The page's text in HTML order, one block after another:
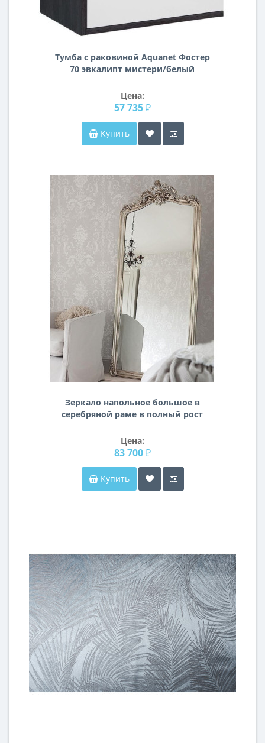
Тумба с раковиной Aquanet Фостер
70 эвкалипт мистери/белый
Цена:
57 735 ₽
Купить
Зеркало напольное большое в
серебряной раме в полный рост
Цена:
83 700 ₽
Купить